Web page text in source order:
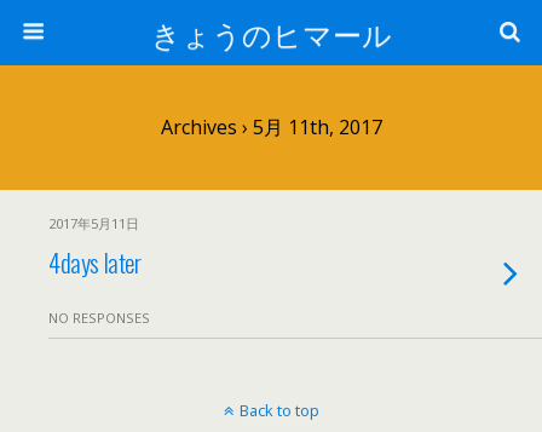
きょうのヒマール
Archives › 5月 11th, 2017
2017年5月11日
4days later
NO RESPONSES
Back to top